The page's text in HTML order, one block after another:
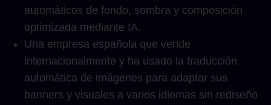
automáticos de fondo, sombra y composición
optimizada mediante IA.
Una empresa española que vende
internacionalmente y ha usado la traducción
automática de imágenes para adaptar sus
banners y visuales a varios idiomas sin rediseño